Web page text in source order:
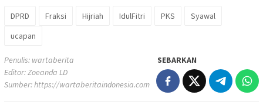
DPRD Fraksi Hijriah IdulFitri PKS
Syawal
ucapan
Penulis: wartaberita
Editor: Zoeanda LD
Sumber:https://wartaberitaindonesia.com
SEBARKAN